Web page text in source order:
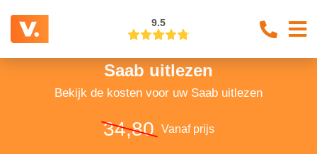
9.5
Saab uitlezen
Bekijk de kosten voor uw Saab uitlezen
34,80 Vanaf prijs